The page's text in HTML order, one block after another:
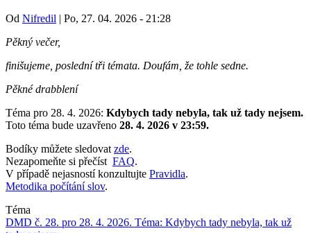
Od Nifredil | Po, 27. 04. 2026 - 21:28
Pěkný večer,
finišujeme, poslední tři témata. Doufám, že tohle sedne.
Pěkné drabblení
Téma pro 28. 4. 2026: Kdybych tady nebyla, tak už tady nejsem.
Toto téma bude uzavřeno 28. 4. 2026 v 23:59.
Bodíky můžete sledovat zde.
Nezapomeňte si přečíst FAQ.
V případě nejasností konzultujte Pravidla.
Metodika počítání slov.
Téma
DMD č. 28. pro 28. 4. 2026. Téma: Kdybych tady nebyla, tak už